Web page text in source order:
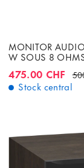
MONITOR
W SOUS 8
475.00 CHF
Stock central